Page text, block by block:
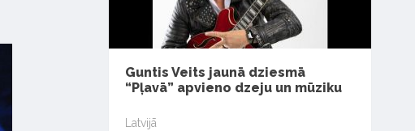
Guntis Veits jaunā dziesmā
“Pļavā” apvieno dzeju un mūziku
Latvijā